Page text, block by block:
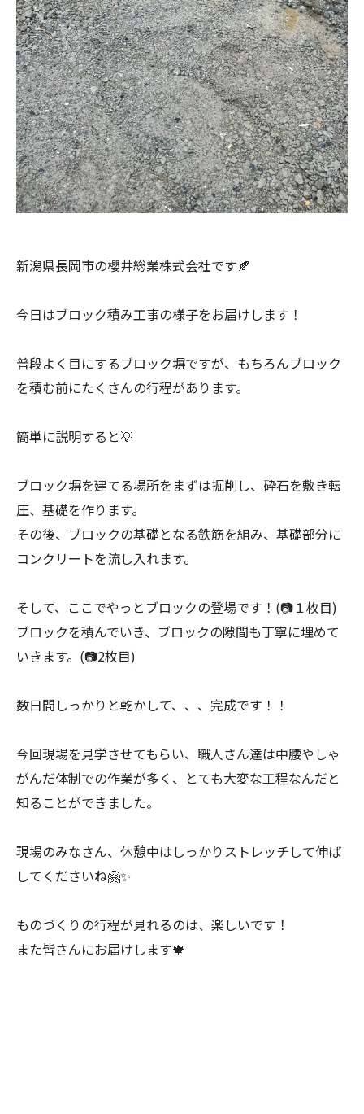
新潟県長岡市の櫻井総業株式会社です🍂
今日はブロック積み工事の様子をお届けします！
普段よく目にするブロック塀ですが、もちろんブロック
を積む前にたくさんの行程があります。
簡単に説明すると💡
ブロック塀を建てる場所をまずは掘削し、砕石を敷き転
圧、基礎を作ります。
その後、ブロックの基礎となる鉄筋を組み、基礎部分に
コンクリートを流し入れます。
そして、ここでやっとブロックの登場です！(📷１枚目)
ブロックを積んでいき、ブロックの隙間も丁寧に埋めて
いきます。(📷2枚目)
数日間しっかりと乾かして、、、完成です！！
今回現場を見学させてもらい、職人さん達は中腰やしゃ
がんだ体制での作業が多く、とても大変な工程なんだと
知ることができました。
現場のみなさん、休憩中はしっかりストレッチして伸ば
してくださいね🤗✨
ものづくりの行程が見れるのは、楽しいです！
また皆さんにお届けします🍁